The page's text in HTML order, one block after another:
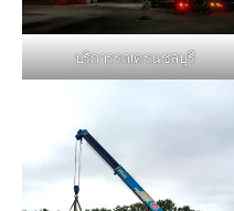
บริการรถเครนชลบุรี